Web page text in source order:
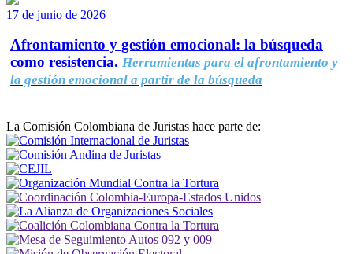
17 de junio de 2026
Afrontamiento y gestión emocional: la búsqueda
como resistencia. Herramientas para el afrontamiento y
la gestión emocional a partir de la búsqueda
La Comisión Colombiana de Juristas hace parte de: